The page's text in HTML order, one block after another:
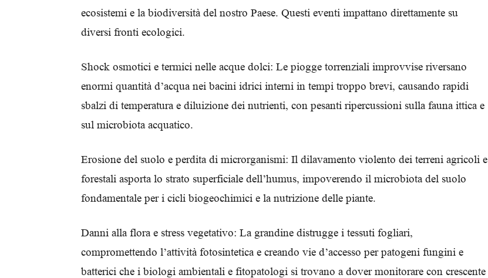
ecosistemi e la biodiversità del nostro Paese. Questi eventi impattano direttamente su
diversi fronti ecologici.
Shock osmotici e termici nelle acque dolci: Le piogge torrenziali improvvise riversano
enormi quantità d’acqua nei bacini idrici interni in tempi troppo brevi, causando rapidi
sbalzi di temperatura e diluizione dei nutrienti, con pesanti ripercussioni sulla fauna ittica e
sul microbiota acquatico.
Erosione del suolo e perdita di microrganismi: Il dilavamento violento dei terreni agricoli e
forestali asporta lo strato superficiale dell’humus, impoverendo il microbiota del suolo
fondamentale per i cicli biogeochimici e la nutrizione delle piante.
Danni alla flora e stress vegetativo: La grandine distrugge i tessuti fogliari,
compromettendo l’attività fotosintetica e creando vie d’accesso per patogeni fungini e
batterici che i biologi ambientali e fitopatologi si trovano a dover monitorare con crescente